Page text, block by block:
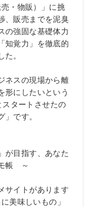
売・物販）」に挑
、販売までを泥臭
の強固な基礎体力
知覚力」を徹底的
た。
ネスの現場から離
形にしたいという
タートさせたの
」です。
が目指す、あなた
帳 ～
サイトがあります
美味しいもの」